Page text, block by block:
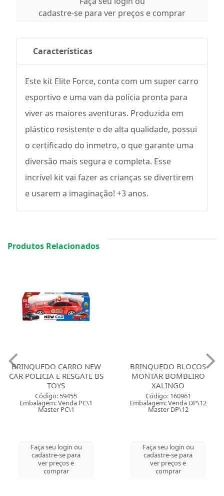
cadastre-se para ver preços e comprar
Características
Este kit Elite Force, conta com um super carro
esportivo e uma van da polícia pronta para
viver as maiores aventuras. Produzida em
plástico resistente e de alta qualidade, possui
o certificado do inmetro, o que garante uma
diversão mais segura e completa. Esse
incrível kit vai fazer as crianças se divertirem
e usarem a imaginação! +3 anos.
Produtos Relacionados
BRINQUEDO CARRO NEW
CAR POLICIA E RESGATE BS
TOYS
Código: 59455
Embalagem: Venda PC\1
Master PC\1
Faça seu login ou
cadastre-se para
ver preços e
comprar
BRINQUEDO BLOCOS
MONTAR BOMBEIRO
XALINGO
Código: 160961
Embalagem: Venda DP\12
Master DP\12
Faça seu login ou
cadastre-se para
ver preços e
comprar